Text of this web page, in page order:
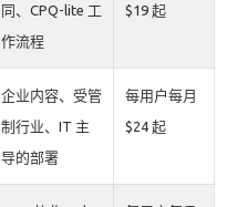
同、CPQ-lite 工
作流程
$19 起
企业内容、受管
制行业、IT 主
导的部署
每用户每月
$24 起